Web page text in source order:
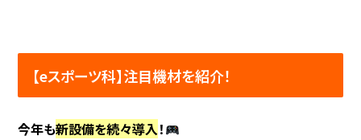
【eスポーツ科】注目機材を紹介！
今年も新設備を続々導入！